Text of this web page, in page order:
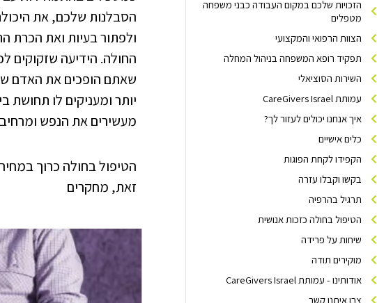
הזכויות שלכם במקום העבודה כבני משפחה
מטפלים
הצוות הרפואי והמקצועי
תפקיד רופא המשפחה בניהול המחלה
השירות הסוציאלי
עמותת CareGivers Israel
איך אנחנו יכולים לעזור לך?
כלים אישיים
הקפידו לקחת הפוגות
בקשו וקבלו עזרה
תרגיל בהרפיה
הטיפול בחולה כזכות אנושית
שיחות על פרידה
מוקירים תודה
אודותינו - עמותת CareGivers Israel
צרו איתנו קשר
הסבלנות שלכם, את
ולפתור בעיות ואת הכרת
החולה. הידיעה שזקוקים
שאתם הופכים את האדם
יותר ומעניקים לו תחושת
מעשירים את הנפש
הטיפול בחולה כרוך
זאת, מחקרים